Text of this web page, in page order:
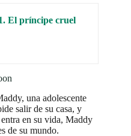
El príncipe cruel
una adolescente
salir de su casa, y
en su vida, Maddy
de su mundo.